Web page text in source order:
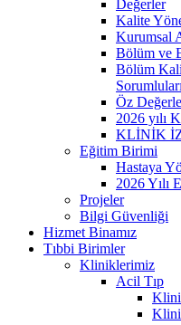
Değerler
Kalite
Kurumsal
Bölüm ve
Bölüm
Sorumluları
Öz
2026 yılı
KLİNİK
Eğitim Birimi
Hastaya
2026 Yılı
Projeler
Bilgi Güvenliği
Hizmet Binamız
Tıbbi Birimler
Kliniklerimiz
Acil Tıp